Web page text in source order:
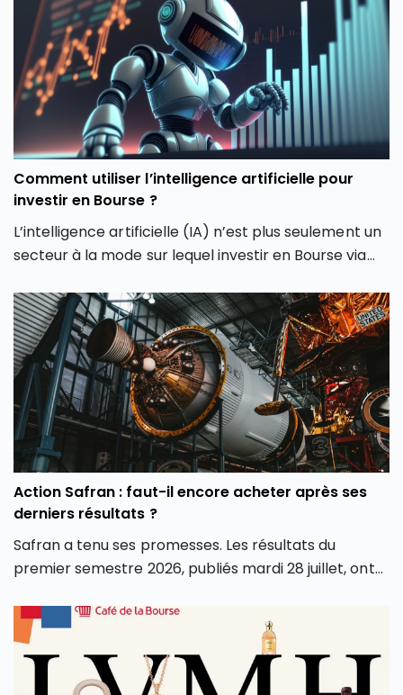
haussière en dépassant son précédent record de
février 2026. Comment expliquer cette envolée du
CAC 40 ? Quels secteurs tirent actuellement l’indice
parisien ? Et surtout, cette hausse du CAC 40 peut-
elle encore se poursuivre ou faut-il s’attendre à une
phase de consolidation ?
Comment utiliser l’intelligence artificielle pour
investir en Bourse ?
L’intelligence artificielle (IA) n’est plus seulement un
secteur à la mode sur lequel investir en Bourse via
même de notre façon d’investir en Bourse avec de
nouveaux outils et de nouvelles approches. Dans cet
article, découvrez comment l’intelligence artificielle
peut transformer votre façon d’investir en Bourse et
vous aider à mieux saisir les opportunités des
marchés.
Action Safran : faut-il encore acheter après ses
derniers résultats ?
Safran a tenu ses promesses. Les résultats du
premier semestre 2026, publiés mardi 28 juillet, ont
d’affaires, marge opérationnelle et surtout
génération de cash. Conséquence directe, le groupe
a relevé l’intégralité de ses objectifs pour l’année.
Alors que le groupe aéronautique et de défense